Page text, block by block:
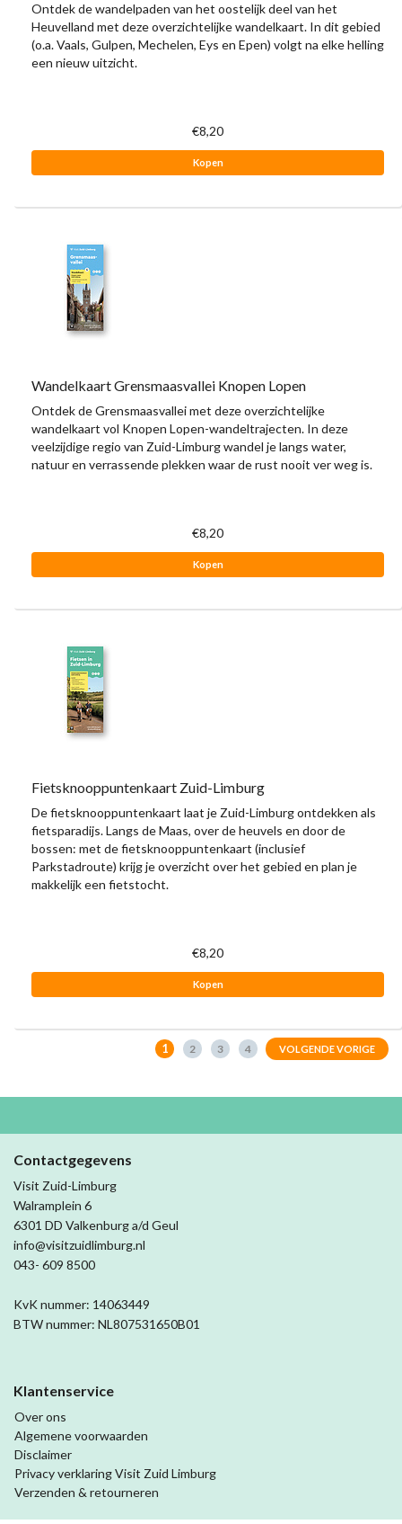
Ontdek de wandelpaden van het oostelijk deel van het
Heuvelland met deze overzichtelijke wandelkaart. In dit gebied
(o.a. Vaals, Gulpen, Mechelen, Eys en Epen) volgt na elke helling
een nieuw uitzicht.
€8,20
Kopen
Wandelkaart Grensmaasvallei Knopen Lopen
Ontdek de Grensmaasvallei met deze overzichtelijke
wandelkaart vol Knopen Lopen-wandeltrajecten. In deze
veelzijdige regio van Zuid-Limburg wandel je langs water,
natuur en verrassende plekken waar de rust nooit ver weg is.
€8,20
Kopen
Fietsknooppuntenkaart Zuid-Limburg
De fietsknooppuntenkaart laat je Zuid-Limburg ontdekken als
fietsparadijs. Langs de Maas, over de heuvels en door de
bossen: met de fietsknooppuntenkaart (inclusief
Parkstadroute) krijg je overzicht over het gebied en plan je
makkelijk een fietstocht.
€8,20
Kopen
1 2 3 4 VOLGENDE VORIGE
Contactgegevens
Visit Zuid-Limburg
Walramplein 6
6301 DD Valkenburg a/d Geul
info@visitzuidlimburg.nl
043- 609 8500
KvK nummer: 14063449
BTW nummer: NL807531650B01
Klantenservice
Over ons
Algemene voorwaarden
Disclaimer
Privacy verklaring Visit Zuid Limburg
Verzenden & retourneren